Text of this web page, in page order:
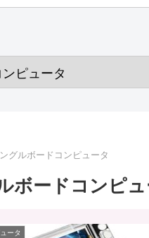
グルボードコンピュータ
ボードコンピュ
ータ